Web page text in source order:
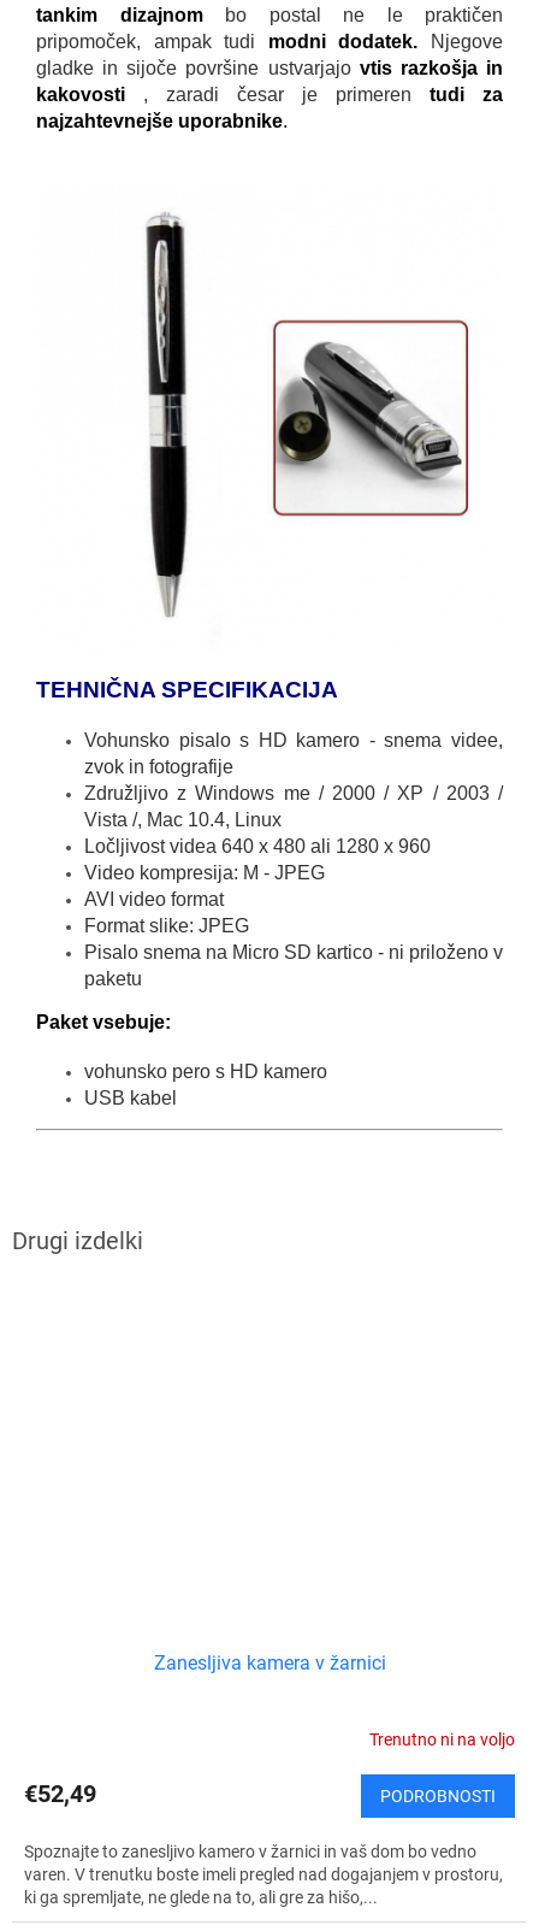
tankim dizajnom
bo postal ne le praktičen
pripomoček, ampak tudi modni dodatek.
Njegove
gladke in sijoče površine ustvarjajo vtis razkošja in
kakovosti , zaradi česar je primeren tudi za
najzahtevnejše uporabnike.
TEHNIČNA SPECIFIKACIJA
Vohunsko pisalo s HD kamero - snema videe,
zvok in fotografije
Združljivo z Windows me / 2000 / XP / 2003 /
Vista /, Mac 10.4, Linux
Ločljivost videa 640 x 480 ali 1280 x 960
Video kompresija: M - JPEG
AVI video format
Format slike: JPEG
Pisalo snema na Micro SD kartico - ni priloženo v
paketu
Paket vsebuje:
vohunsko pero s HD kamero
USB kabel
Zanesljiva kamera v žarnici
Trenutno ni na voljo
€52,49 PODROBNOSTI
Spoznajte to zanesljivo kamero v žarnici in vaš dom bo vedno
varen. V trenutku boste imeli pregled nad dogajanjem v prostoru,
ki ga spremljate, ne glede na to, ali gre za hišo,...